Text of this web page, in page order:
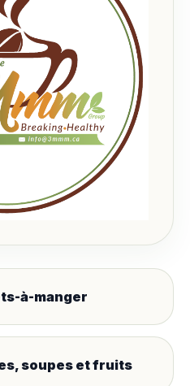
à-manger
soupes et fruits